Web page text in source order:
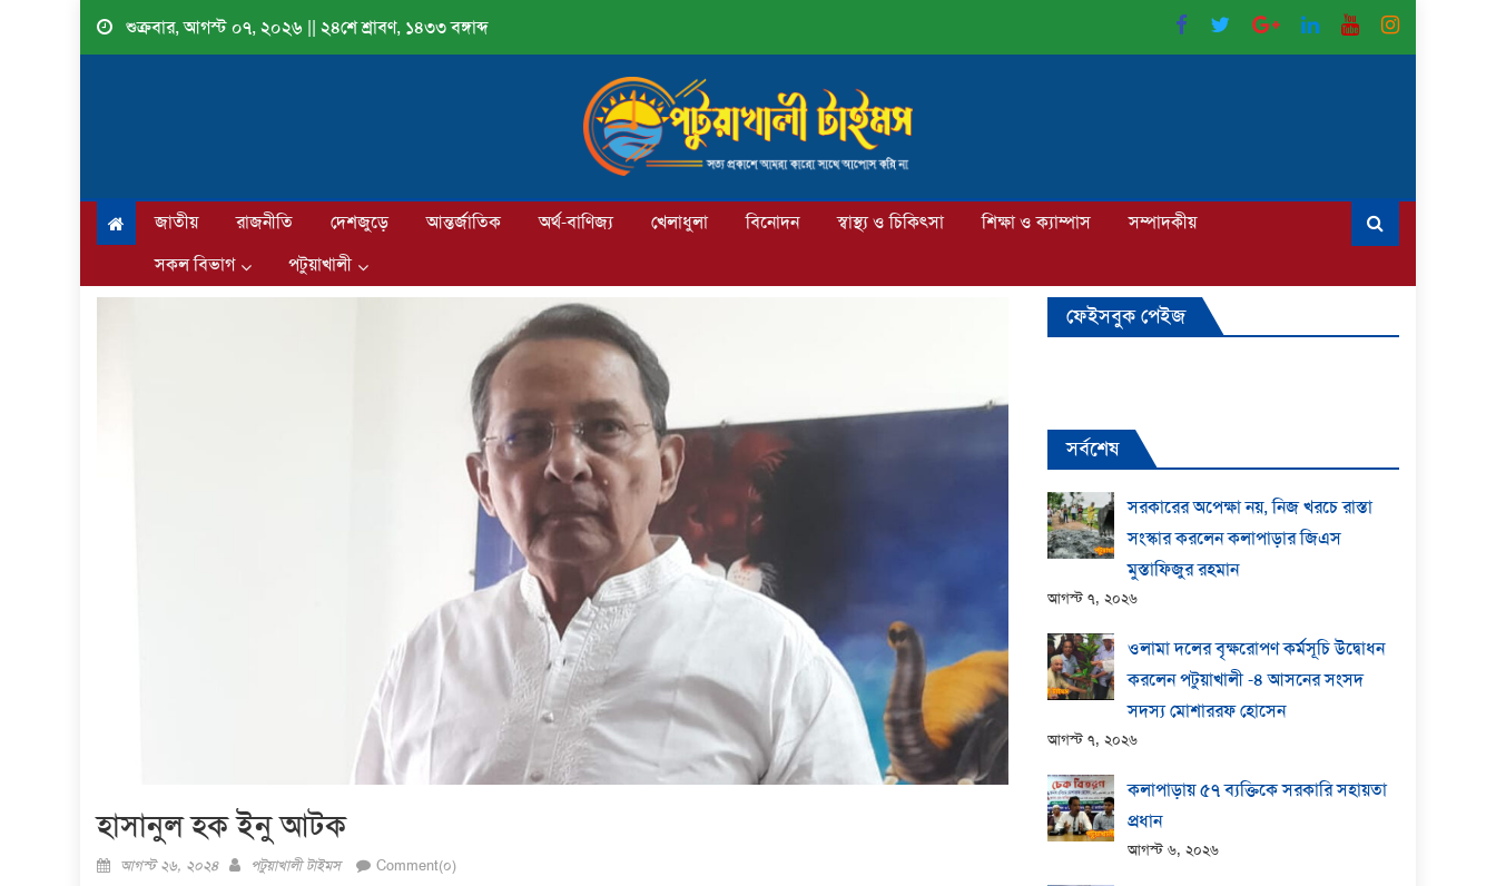
Skip
শুক্রবার, আগস্ট ০৭, ২০২৬ || ২৪শে শ্রাবণ, ১৪৩৩ বঙ্গাব্দ
জাতীয় রাজনীতি দেশজুড়ে আন্তর্জাতিক অর্থ-বাণিজ্য খেলাধুলা বিনোদন স্বাস্থ্য ও চিকিৎসা শিক্ষা ও ক্যাম্পাস
সম্পাদকীয়
সকল বিভাগ
পটুয়াখালী
হাসানুল হক ইনু আটক
Posted
আগস্ট ২৬, ২০২৪ Author
পটুয়াখালী টাইমস Comment(০)
ফেইসবুক পেইজ
সর্বশেষ
সরকারের অপেক্ষা নয়, নিজ খরচে রাস্তা
সংস্কার করলেন কলাপাড়ার জিএস
মুস্তাফিজুর রহমান
আগস্ট ৭, ২০২৬
ওলামা দলের বৃক্ষরোপণ কর্মসূচি উদ্বোধন
করলেন পটুয়াখালী -৪ আসনের সংসদ
সদস্য মোশাররফ হোসেন
আগস্ট ৭, ২০২৬
কলাপাড়ায় ​৫৭ ব্যক্তিকে সরকারি সহায়তা
প্রধান
আগস্ট ৬, ২০২৬